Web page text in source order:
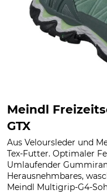
Meindl
GTX
Aus Veloursleder und
Tex-Futter. Optimaler
Umlaufender
Herausnehmbares,
Meindl Multigrip-G4-